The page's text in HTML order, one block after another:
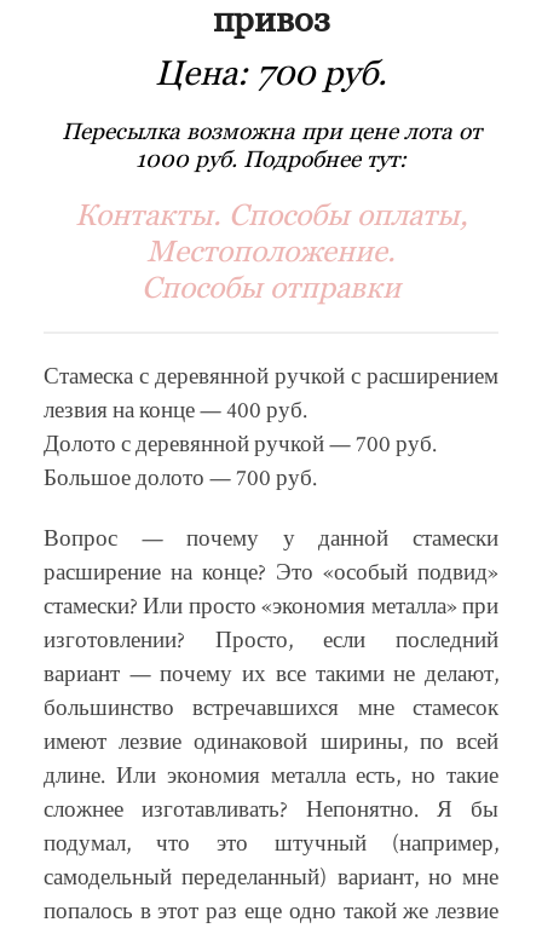
привоз
Цена: 700 руб.
Пересылка возможна при цене лота от
1000 руб. Подробнее тут:
Контакты. Способы оплаты,
Местоположение.
Способы отправки
Стамеска с деревянной ручкой с расширением
лезвия на конце — 400 руб.
Долото с деревянной ручкой — 700 руб.
Большое долото — 700 руб.
Вопрос — почему у данной стамески
расширение на конце? Это «особый подвид»
стамески? Или просто «экономия металла» при
изготовлении? Просто, если последний
вариант — почему их все такими не делают,
большинство встречавшихся мне стамесок
имеют лезвие одинаковой ширины, по всей
длине. Или экономия металла есть, но такие
сложнее изготавливать? Непонятно. Я бы
подумал, что это штучный (например,
самодельный переделанный) вариант, но мне
попалось в этот раз еще одно такой же лезвие